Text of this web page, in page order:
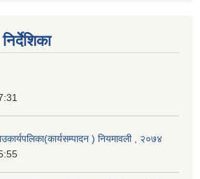
) नियमावली , २०७४